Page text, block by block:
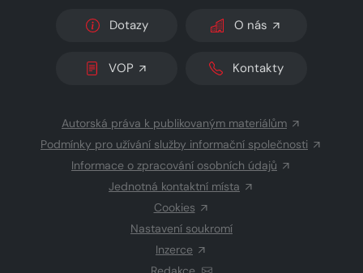
Dotazy O nás
VOP Kontakty
Autorská práva k publikovaným materiálům
Podmínky pro užívání služby informační společnosti
Informace o zpracování osobních údajů
Jednotná kontaktní místa
Cookies
Nastavení soukromí
Inzerce